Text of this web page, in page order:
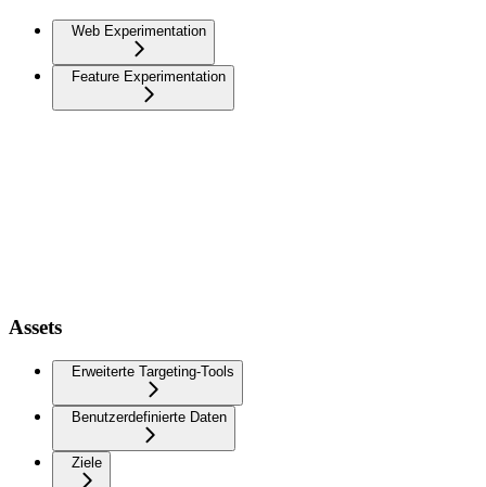
Web Experimentation
Feature Experimentation
Assets
Erweiterte Targeting-Tools
Benutzerdefinierte Daten
Ziele